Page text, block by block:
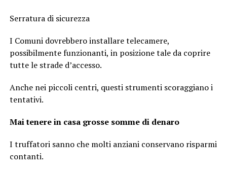
Serratura di sicurezza
I Comuni dovrebbero installare telecamere,
possibilmente funzionanti, in posizione tale da coprire
tutte le strade d’accesso.
Anche nei piccoli centri, questi strumenti scoraggiano i
tentativi.
Mai tenere in casa grosse somme di denaro
I truffatori sanno che molti anziani conservano risparmi
contanti.